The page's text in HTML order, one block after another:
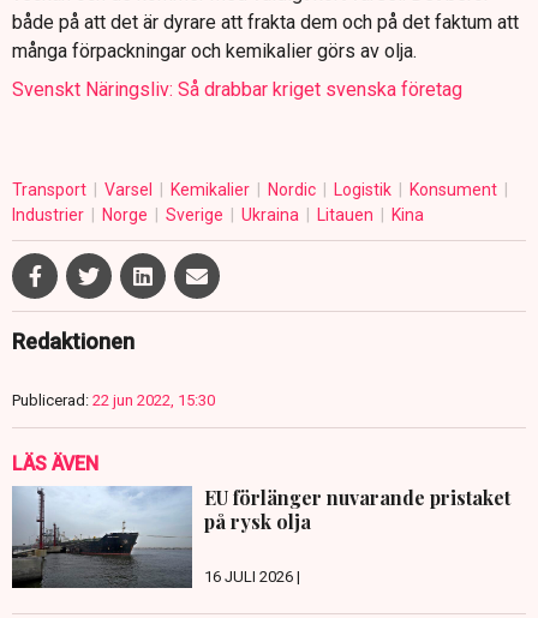
både på att det är dyrare att frakta dem och på det faktum att
många förpackningar och kemikalier görs av olja.
Svenskt Näringsliv: Så drabbar kriget svenska företag
Transport Varsel Kemikalier Nordic Logistik
Konsument
Industrier
Norge Sverige Ukraina Litauen Kina
Redaktionen
Publicerad: 22 jun 2022, 15:30
LÄS ÄVEN
EU förlänger nuvarande pristaket
på rysk olja
16 JULI 2026 |